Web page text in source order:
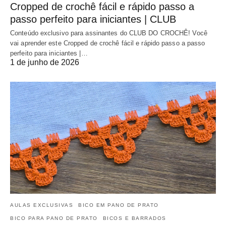
Cropped de crochê fácil e rápido passo a
passo perfeito para iniciantes | CLUB
Conteúdo exclusivo para assinantes do CLUB DO CROCHÊ! Você
vai aprender este Cropped de crochê fácil e rápido passo a passo
perfeito para iniciantes |…
1 de junho de 2026
AULAS EXCLUSIVAS BICO EM PANO DE PRATO
BICO PARA PANO DE PRATO BICOS E BARRADOS